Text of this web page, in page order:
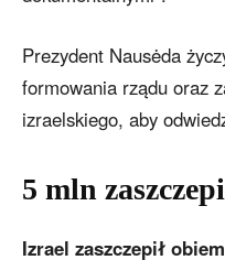
Prezydent Nausėda
formowania rządu oraz
izraelskiego, aby
5 mln
Izrael zaszczepił